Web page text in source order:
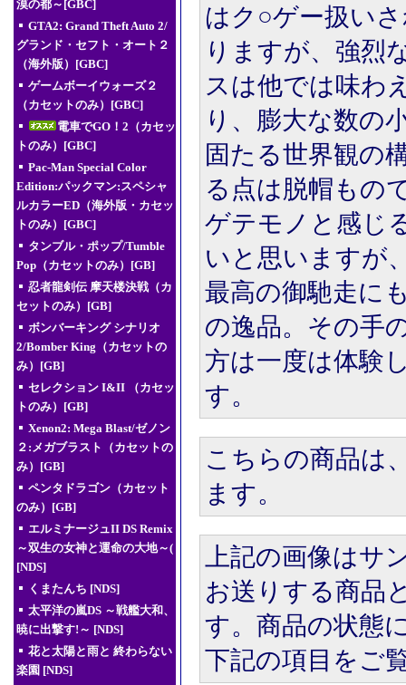
漠の都～[GBC]
GTA2: Grand Theft Auto 2/
グランド・セフト・オート２
（海外版）[GBC]
ゲームボーイウォーズ２
（カセットのみ）[GBC]
電車でGO！2（カセッ
トのみ）[GBC]
Pac-Man Special Color
Edition:パックマン:スペシャ
ルカラーED（海外版・カセッ
トのみ）[GBC]
タンブル・ポップ/Tumble
Pop（カセットのみ）[GB]
忍者龍剣伝 摩天楼決戦（カ
セットのみ）[GB]
ボンバーキング シナリオ
2/Bomber King（カセットの
み）[GB]
セレクション I&II （カセッ
トのみ）[GB]
Xenon2: Mega Blast/ゼノン
２:メガブラスト（カセットの
み）[GB]
ペンタドラゴン（カセット
のみ）[GB]
エルミナージュII DS Remix
～双生の女神と運命の大地～(
[NDS]
くまたんち [NDS]
太平洋の嵐DS ～戦艦大和、
暁に出撃す!～ [NDS]
花と太陽と雨と 終わらない
楽園 [NDS]
はク○ゲー扱い
りますが、強烈
スは他では味わ
り、膨大な数の
固たる世界観の
る点は脱帽もの
ゲテモノと感じ
いと思いますが
最高の御馳走に
の逸品。その手
方は一度は体験
す。
こちらの商品は
ます。
上記の画像はサ
お送りする商品
す。商品の状態
下記の項目をご